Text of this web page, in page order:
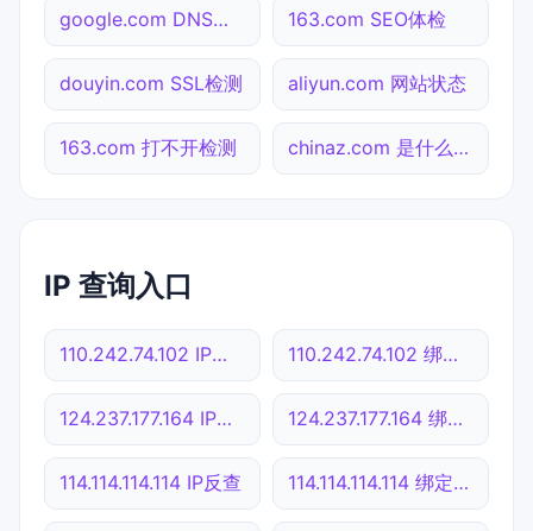
google.com DNS解析 163.com SEO体检
douyin.com SSL检测 aliyun.com 网站状态
163.com 打不开检测 chinaz.com 是什么网站
IP 查询入口
110.242.74.102 IP反查 110.242.74.102 绑定域名
124.237.177.164 IP反查 124.237.177.164 绑定域名
114.114.114.114 IP反查 114.114.114.114 绑定域名